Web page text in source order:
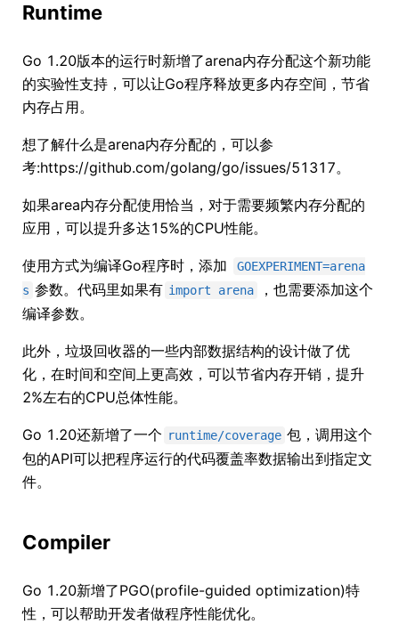
Runtime
Go 1.20版本的运行时新增了arena内存分配这个新功能
的实验性支持，可以让Go程序释放更多内存空间，节省
内存占用。
想了解什么是arena内存分配的，可以参
考:https://github.com/golang/go/issues/51317。
如果area内存分配使用恰当，对于需要频繁内存分配的
应用，可以提升多达15%的CPU性能。
使用方式为编译Go程序时，添加
GOEXPERIMENT=arena
s 参数。代码里如果有 import arena
，也需要添加这个
编译参数。
此外，垃圾回收器的一些内部数据结构的设计做了优
化，在时间和空间上更高效，可以节省内存开销，提升
2%左右的CPU总体性能。
Go 1.20还新增了一个 runtime/coverage 包，调用这个
包的API可以把程序运行的代码覆盖率数据输出到指定文
件。
Compiler
Go 1.20新增了PGO(profile-guided optimization)特
性，可以帮助开发者做程序性能优化。